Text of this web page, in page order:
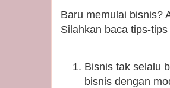
Baru memulai bisnis?
Silahkan baca tips-
Bisnis tak selalu
bisnis dengan